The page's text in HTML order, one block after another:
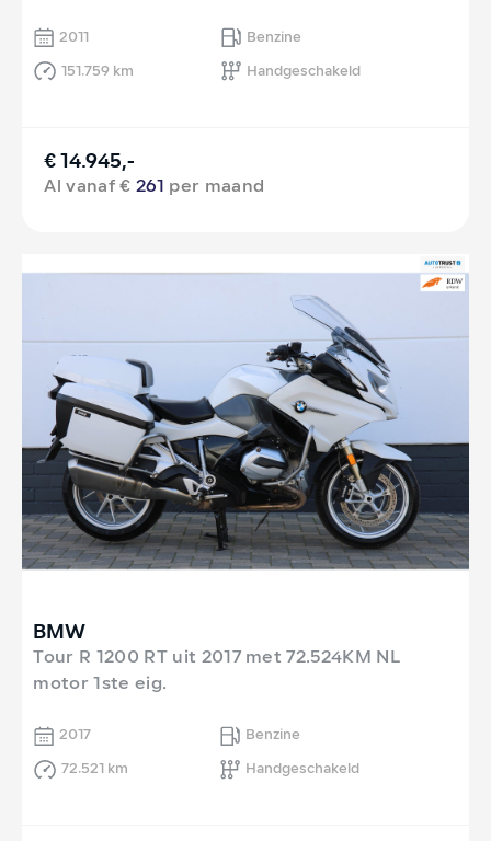
2011
Benzine
151.759 km
Handgeschakeld
€ 14.945,-
Al vanaf €261 per maand
BMW
Tour R 1200 RT uit 2017 met 72.524KM NL
motor 1ste eig.
2017
Benzine
72.521 km
Handgeschakeld